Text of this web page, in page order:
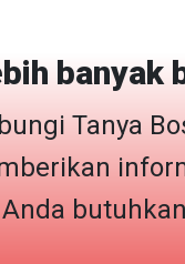
banyak
Tanya
Anda butuhkan